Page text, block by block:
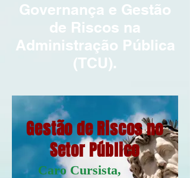
Governança e Gestão
de Riscos na
Administração Pública
(TCU).
Gestão de Riscos no
Setor Público
Caro Cursista,